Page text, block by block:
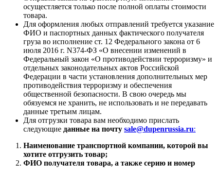
осущестляется только после полной оплаты стоимости
товара.
Для оформления любых отправлений требуется указание
ФИО и паспортных данных фактического получателя
груза во исполнение ст. 12 Федерального закона от 6
июля 2016 г. N374-ФЗ «О внесении изменений в
Федеральный закон «О противодействии терроризму» и
отдельных законодательных актов Российской
Федерации в части установления дополнительных мер
противодействия терроризму и обеспечения
общественной безопасности. В свою очередь мы
обязуемся не хранить, не использовать и не передавать
данные третьим лицам.
Для отгрузки товара вам необходимо прислать
следующие данные на почту sale@dupenrussia.ru:
Наименование транспортной компании, которой вы
хотите отгрузить товар;
ФИО получателя товара, а также серию и номер